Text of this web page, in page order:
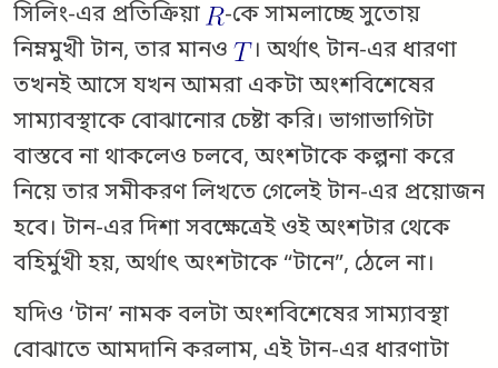
সিলিং-এর প্রতিক্রিয়া
-কে সামলাচ্ছে সুতোয়
নিম্নমুখী টান, তার মানও
। অর্থাৎ টান-এর ধারণা
তখনই আসে যখন আমরা একটা অংশবিশেষের
সাম্যাবস্থাকে বোঝানোর চেষ্টা করি। ভাগাভাগিটা
বাস্তবে না থাকলেও চলবে, অংশটাকে কল্পনা করে
নিয়ে তার সমীকরণ লিখতে গেলেই টান-এর প্রয়োজন
হবে। টান-এর দিশা সবক্ষেত্রেই ওই অংশটার থেকে
বহির্মুখী হয়, অর্থাৎ অংশটাকে “টানে”, ঠেলে না।
যদিও ‘টান’ নামক বলটা অংশবিশেষের সাম্যাবস্থা
বোঝাতে আমদানি করলাম, এই টান-এর ধারণাটা